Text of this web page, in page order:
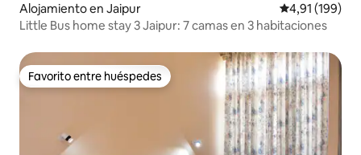
Alojamiento en Jaipur Calificación
4,91 (199)
Little Bus home stay 3 Jaipur: 7 camas en 3 habitaciones
Favorito entre huéspedes
Favorito entre huéspedes